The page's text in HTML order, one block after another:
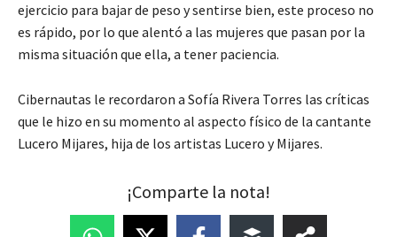
ejercicio para bajar de peso y sentirse bien, este proceso no
es rápido, por lo que alentó a las mujeres que pasan por la
misma situación que ella, a tener paciencia.
Cibernautas le recordaron a Sofía Rivera Torres las críticas
que le hizo en su momento al aspecto físico de la cantante
Lucero Mijares, hija de los artistas Lucero y Mijares.
¡Comparte la nota!